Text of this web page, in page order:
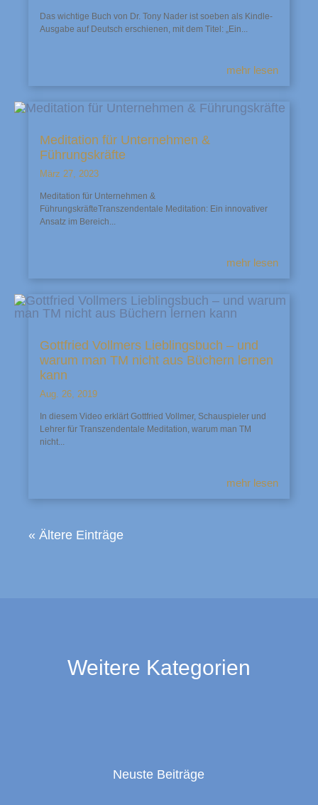
Das wichtige Buch von Dr. Tony Nader ist soeben als Kindle-
Ausgabe auf Deutsch erschienen, mit dem Titel: „Ein...
mehr lesen
Meditation für Unternehmen &
Führungskräfte
März 27, 2023
Meditation für Unternehmen &
FührungskräfteTranszendentale Meditation: Ein innovativer
Ansatz im Bereich...
mehr lesen
Gottfried Vollmers Lieblingsbuch – und
warum man TM nicht aus Büchern lernen
kann
Aug. 26, 2019
In diesem Video erklärt Gottfried Vollmer, Schauspieler und
Lehrer für Transzendentale Meditation, warum man TM
nicht...
mehr lesen
« Ältere Einträge
Weitere Kategorien
Neuste Beiträge